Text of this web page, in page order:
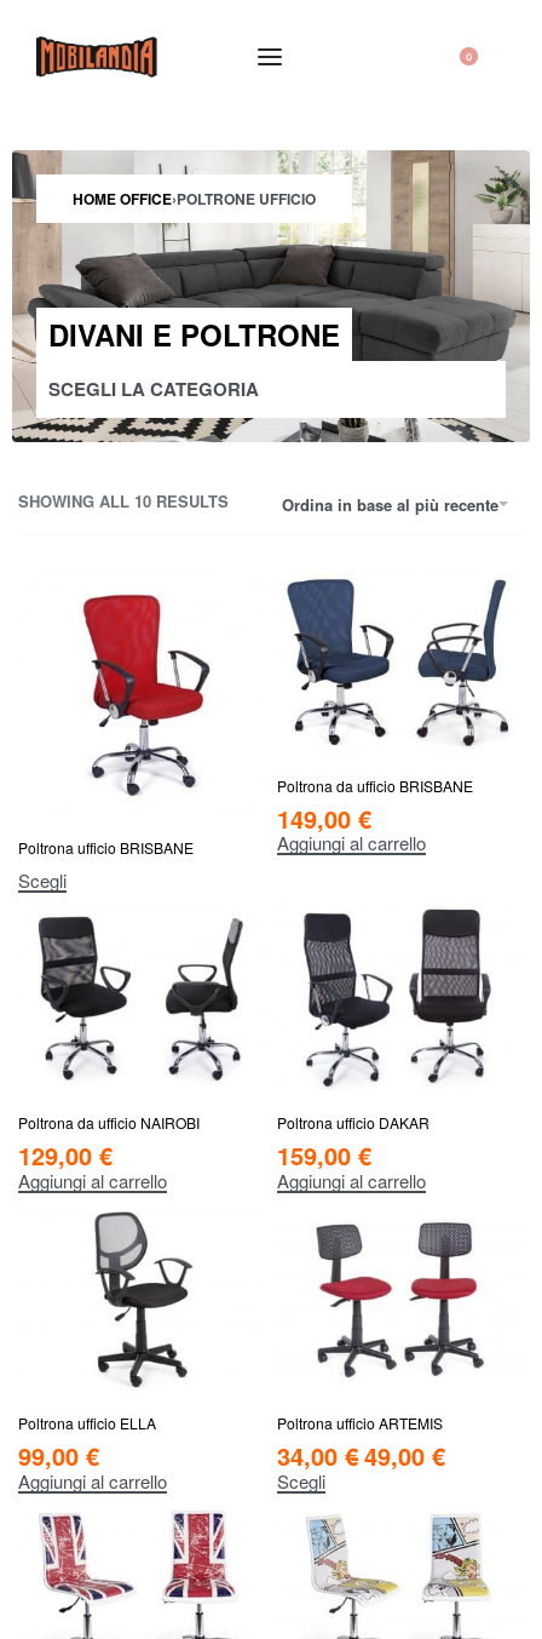
0
HOME OFFICE›POLTRONE UFFICIO
DIVANI E POLTRONE
SCEGLI LA CATEGORIA
CUCINE
TAVOLI
CAMERETTE
ZONA GIORNO
DIVANI E POLTRONE
HOME OFFICE
SHOWING ALL 10 RESULTS Ordina in base al più recente
Poltrona ufficio BRISBANE
Scegli
Poltrona da ufficio BRISBANE
149,00 €
Aggiungi al carrello
Poltrona da ufficio NAIROBI
129,00 €
Aggiungi al carrello
Poltrona ufficio DAKAR
159,00 €
Aggiungi al carrello
Poltrona ufficio ELLA
99,00 €
Aggiungi al carrello
Poltrona ufficio ARTEMIS
34,00 €49,00 €
Scegli